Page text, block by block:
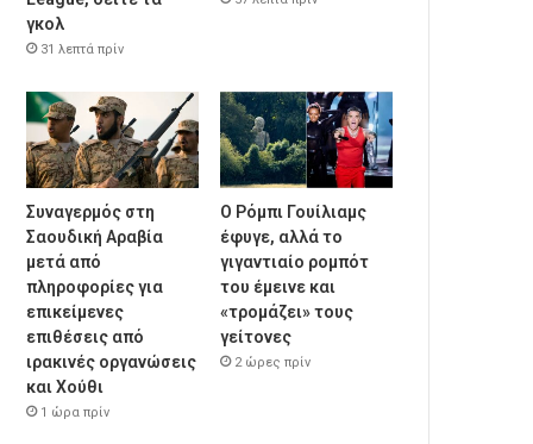
γκολ
31 λεπτά πρίν
Συναγερμός στη
Σαουδική Αραβία
μετά από
πληροφορίες για
επικείμενες
επιθέσεις από
ιρακινές οργανώσεις
και Χούθι
1 ώρα πρίν
Ο Ρόμπι Γουίλιαμς
έφυγε, αλλά το
γιγαντιαίο ρομπότ
του έμεινε και
«τρομάζει» τους
γείτονες
2 ώρες πρίν